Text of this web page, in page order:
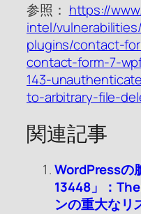
参照： https://
intel/
plugins/contact-
contact-form-7-
143-
to-arbitrary-file-
関連記事
WordPressの
13448」：
ンの重大なリ